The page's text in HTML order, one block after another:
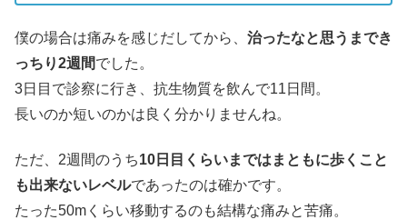
僕の場合は痛みを感じだしてから、 治ったなと思うまでき
っちり2週間でした。
3日目で診察に行き、抗生物質を飲んで11日間。
長いのか短いのかは良く分かりませんね。
ただ、2週間のうち10日目くらいまではまともに歩くこと
も出来ないレベルであったのは確かです。
たった50mくらい移動するのも結構な痛みと苦痛。